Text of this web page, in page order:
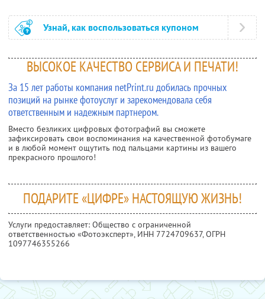
Узнай, как воспользоваться купоном
ВЫСОКОЕ КАЧЕСТВО СЕРВИСА И ПЕЧАТИ!
За 15 лет работы компания netPrint.ru добилась прочных
позиций на рынке фотоуслуг и зарекомендовала себя
ответственным и надежным партнером.
Вместо безликих цифровых фотографий вы сможете
зафиксировать свои воспоминания на качественной фотобумаге
и в любой момент ощутить под пальцами картины из вашего
прекрасного прошлого!
ПОДАРИТЕ «ЦИФРЕ» НАСТОЯЩУЮ ЖИЗНЬ!
Услуги предоставляет: Общество с ограниченной
ответственностью «Фотоэксперт», ИНН 7724709637, ОГРН
1097746355266